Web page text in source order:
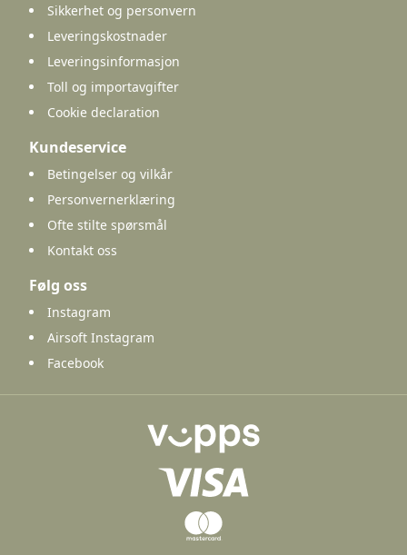
Sikkerhet og personvern
Leveringskostnader
Leveringsinformasjon
Toll og importavgifter
Cookie declaration
Kundeservice
Betingelser og vilkår
Personvernerklæring
Ofte stilte spørsmål
Kontakt oss
Følg oss
Instagram
Airsoft Instagram
Facebook